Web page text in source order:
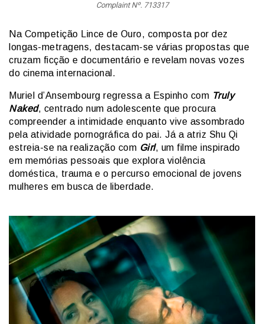
Complaint Nº. 713317
Na Competição Lince de Ouro, composta por dez
longas-metragens, destacam-se várias propostas que
cruzam ficção e documentário e revelam novas vozes
do cinema internacional.
Muriel d’Ansembourg regressa a Espinho com Truly
Naked, centrado num adolescente que procura
compreender a intimidade enquanto vive assombrado
pela atividade pornográfica do pai. Já a atriz Shu Qi
estreia-se na realização com Girl, um filme inspirado
em memórias pessoais que explora violência
doméstica, trauma e o percurso emocional de jovens
mulheres em busca de liberdade.